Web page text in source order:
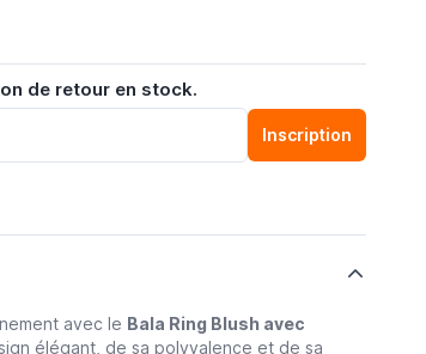
de retour en stock.
Inscription
avec le Bala Ring Blush avec
élégant, de sa polyvalence et de sa